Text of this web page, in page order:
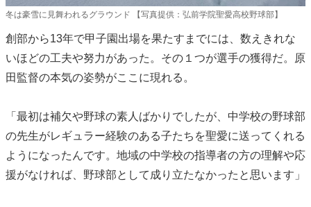
冬は豪雪に見舞われるグラウンド 【写真提供：弘前学院聖愛高校野球部】
創部から13年で甲子園出場を果たすまでには、数えきれな
いほどの工夫や努力があった。その１つが選手の獲得だ。原
田監督の本気の姿勢がここに現れる。
「最初は補欠や野球の素人ばかりでしたが、中学校の野球部
の先生がレギュラー経験のある子たちを聖愛に送ってくれる
ようになったんです。地域の中学校の指導者の方の理解や応
援がなければ、野球部として成り立たなかったと思います」